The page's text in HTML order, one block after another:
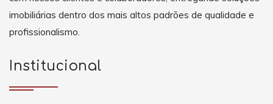
imobiliárias dentro dos mais altos padrões de qualidade e
profissionalismo.
Institucional